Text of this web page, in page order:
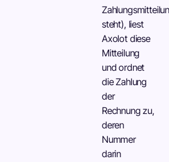
steht), liest
Axolot diese
Mitteilung
und ordnet
die Zahlung
der
Rechnung zu,
deren
Nummer
darin